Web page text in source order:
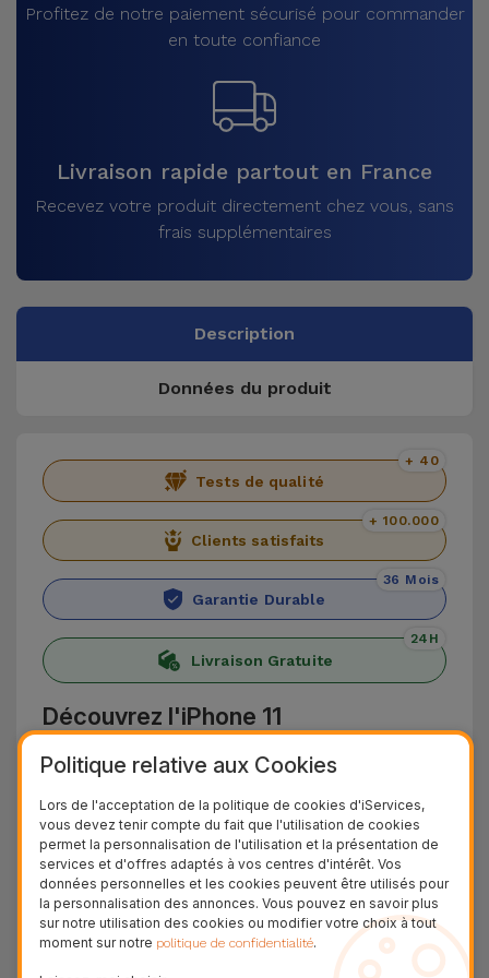
Profitez de notre paiement sécurisé pour commander
en toute confiance
Livraison rapide partout en France
Recevez votre produit directement chez vous, sans
frais supplémentaires
Description
Données du produit
Tests de qualité
+ 40
Clients satisfaits
+ 100.000
Garantie Durable
36 Mois
Livraison Gratuite
24H
Découvrez l'iPhone 11
Lancé en 2019, l'Apple 11 a été présenté avec un
des spécifications très similaires aux appareils
haut de gamme de la même année. Avec un
double capteur de 12 Mpx dans un nouveau
module carré, cet appareil Apple non seulement
élève la barre en termes de qualité photo et
Politique relative aux Cookies
Lors de l'acceptation de la politique de cookies d'iServices,
vous devez tenir compte du fait que l'utilisation de cookies
permet la personnalisation de l'utilisation et la présentation de
services et d'offres adaptés à vos centres d'intérêt. Vos
données personnelles et les cookies peuvent être utilisés pour
la personnalisation des annonces. Vous pouvez en savoir plus
sur notre utilisation des cookies ou modifier votre choix à tout
moment sur notre politique de confidentialité.